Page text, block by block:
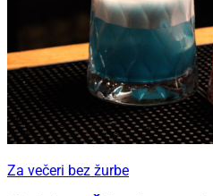
Za večeri bez žurbe